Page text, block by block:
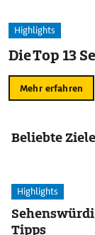
Highlights
Die Top 13
Mehr erfahren
Beliebte
Highlights
Tipps